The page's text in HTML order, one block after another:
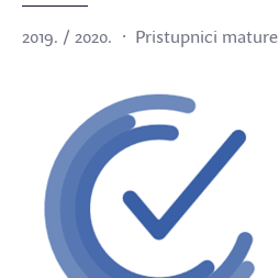
2019. / 2020. Pristupnici mature